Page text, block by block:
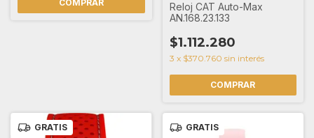
Reloj CAT Auto-Max
AN.168.23.133
$1.112.280
3 x $370.760 sin interés
GRATIS GRATIS